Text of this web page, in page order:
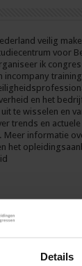
Details
veilig
voor
ik
incompany
en het
te wisselen en
trends en
Meer informatie
het